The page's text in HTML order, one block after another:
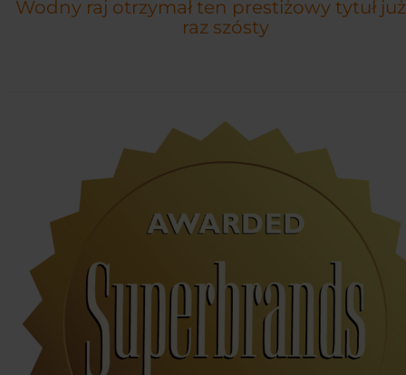
Wodny raj otrzymał ten prestiżowy tytuł
raz szósty